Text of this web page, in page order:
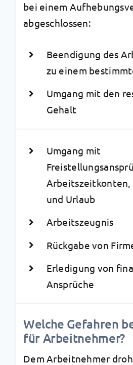
bei einem
abgeschlossen:
Beendigung des
zu einem
Umgang mit den
Gehalt
Umgang mit
Arbeitszeitkonten,
und Urlaub
Arbeitszeugnis
Rückgabe von
Erledigung von
Ansprüche
Welche Gefahren
für Arbeitnehmer?
Dem Arbeitnehmer